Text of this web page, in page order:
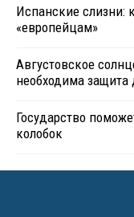
Испанские слизни:
«европейцам»
Августовское
необходима
Государство
колобок